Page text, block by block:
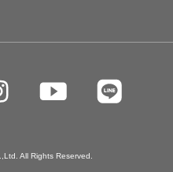
All Rights Reserved.